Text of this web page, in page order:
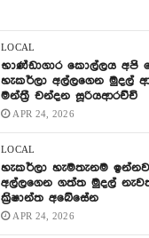
LOCAL
භාණ්ඩාගාර කොල්ලය අපි
හැකර්ලා අල්ලගෙන මුදල්
මන්ත්‍රී චන්දන සූරියආරච්චි
APR 24, 2026
LOCAL
හැකර්ලා හැමතැනම
අල්ලගෙන ගත්ත මුදල්
ක්‍රිෂාන්ත අබේසේන
APR 24, 2026